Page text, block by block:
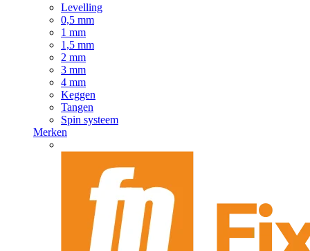
Levelling
0,5 mm
1 mm
1,5 mm
2 mm
3 mm
4 mm
Keggen
Tangen
Spin systeem
Merken